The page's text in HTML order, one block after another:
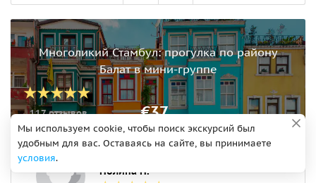
Многоликий Стамбул: прогулка по району
Балат в мини-группе
117 отзывов €37
Полина П.
Мы используем cookie, чтобы поиск экскурсий был
удобным для вас. Оставаясь на сайте, вы принимаете
условия.